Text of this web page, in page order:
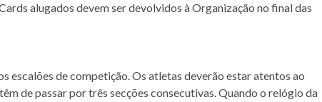
alugados devem ser devolvidos à Organização no final das
escalões de competição. Os atletas deverão estar atentos ao
de passar por três secções consecutivas. Quando o relógio da